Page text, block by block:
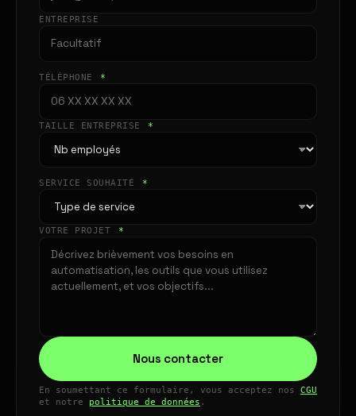
ENTREPRISE
TÉLÉPHONE *
TAILLE ENTREPRISE *
SERVICE SOUHAITÉ *
VOTRE PROJET *
Nous contacter
En soumettant ce formulaire, vous acceptez nos CGU
et notre politique de données .